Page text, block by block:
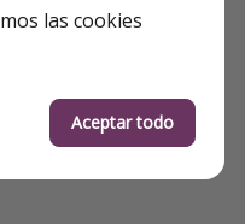
con el
cuentan con
las cookies
Aceptar todo